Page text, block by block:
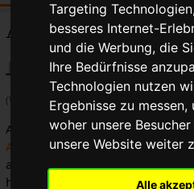
Targeting
besseres Internet-
und die Werbung, die
Ihre Bedürfnisse
Technologien nutzen
Ergebnisse zu messen,
woher unsere
unsere Website weiter
Alle
Anodisieren
(Weitergeleitet vonAnodisiert)
Anodisieren ist ein galvanischer
Aluminiumteilenangewandt wird
auf der Oberfläche des
häufig mit einem Farbstoff